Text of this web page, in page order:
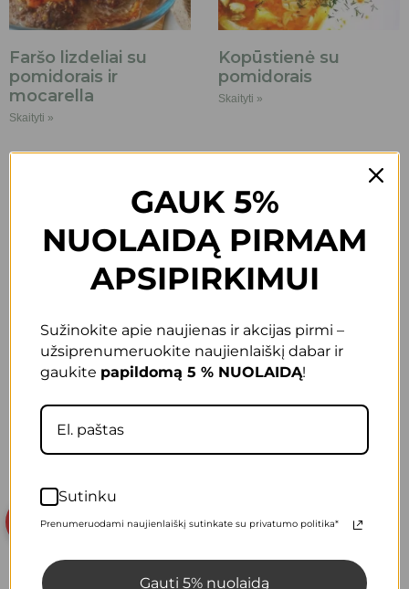
Faršo lizdeliai su
pomidorais ir
mocarella
Skaityti »
Kopūstienė su
pomidorais
Skaityti »
Marinuotos
Kepta višta orkaitėje
ATGAL KITAS
Populiariausi produktai
AKCIJA
GAUK 5%
NUOLAIDĄ PIRMAM
APSIPIRKIMUI
Sužinokite apie naujienas ir akcijas pirmi –
užsiprenumeruokite naujienlaiškį dabar ir
gaukite papildomą 5 % NUOLAIDĄ!
Sutinku
Prenumeruodami naujienlaiškį sutinkate su privatumo politika*
Gauti 5% nuolaidą